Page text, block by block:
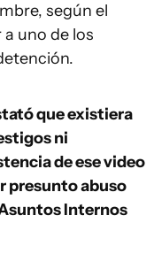
según el
uno de los
que existiera
ni
de ese video
presunto abuso
Internos